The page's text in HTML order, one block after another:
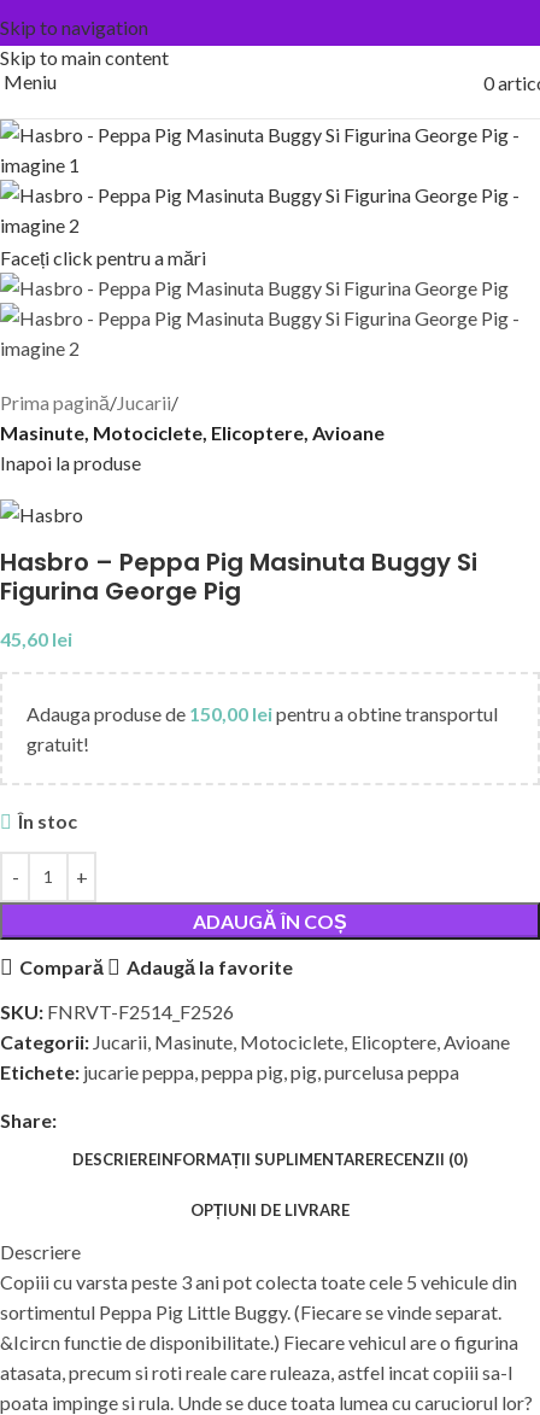
Skip to navigation
Skip to main content
Meniu
0
Faceți click pentru a mări
Prima pagină Jucarii
Masinute, Motociclete, Elicoptere, Avioane
Inapoi la produse
Hasbro – Peppa Pig Masinuta Buggy Si
Figurina George Pig
45,60 lei
Adauga produse de 150,00 leipentru a obtine transportul
gratuit!
În stoc
ADAUGĂ ÎN COȘ
Compară
Adaugă la favorite
SKU: FNRVT-F2514_F2526
Categorii: Jucarii, Masinute, Motociclete, Elicoptere, Avioane
Etichete: jucarie peppa,peppa pig,pig,purcelusa peppa
Share:
DESCRIEREINFORMAȚII SUPLIMENTARERECENZII (0)
OPȚIUNI DE LIVRARE
Descriere
Copiii cu varsta peste 3 ani pot colecta toate cele 5 vehicule din
sortimentul Peppa Pig Little Buggy. (Fiecare se vinde separat.
&Icircn functie de disponibilitate.) Fiecare vehicul are o figurina
atasata, precum si roti reale care ruleaza, astfel incat copiii sa-l
poata impinge si rula. Unde se duce toata lumea cu caruciorul lor?